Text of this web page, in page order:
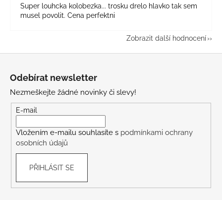
Super louhcka kolobezka... trosku drelo hlavko tak sem
musel povolit. Cena perfektni
Zobrazit další hodnocení
Odebírat newsletter
Nezmeškejte žádné novinky či slevy!
E-mail
Vložením e-mailu souhlasíte s podmínkami ochrany
osobních údajů
PŘIHLÁSIT SE